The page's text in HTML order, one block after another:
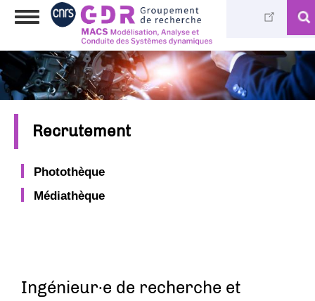
Aller
principal
Toggle
Recrutement
Photothèque
Médiathèque
Ingénieur∙e de recherche et